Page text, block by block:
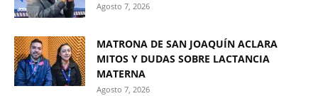
Agosto 7, 2026
MATRONA DE SAN JOAQUÍN ACLARA
MITOS Y DUDAS SOBRE LACTANCIA
MATERNA
Agosto 7, 2026